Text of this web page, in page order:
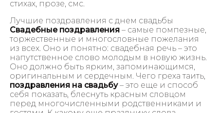
стихах, прозе, смс.
Лучшие поздравления с днем свадьбы
Свадебные поздравления – самые помпезные,
торжественные и многословные пожелания
из всех. Оно и понятно: свадебная речь – это
напутственное слово молодым в новую жизнь.
Оно должно быть ярким, запоминающимся,
оригинальным и сердечным. Чего греха таить,
поздравления на свадьбу– это еще и способ
себя показать, блеснуть красным словцом
перед многочисленными родственниками и